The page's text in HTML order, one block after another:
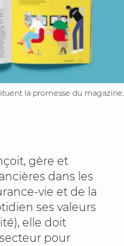
la promesse du magazine.
gère et
dans les
vie et de la
ses valeurs
elle doit
pour